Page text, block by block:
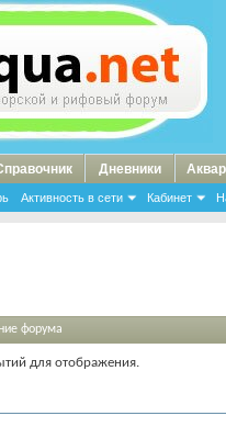
Активность в сети Кабинет
Дневники
форума
для отображения.